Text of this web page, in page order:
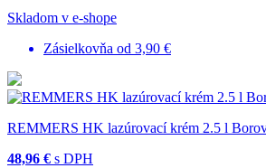
Skladom v e-shope
Zásielkovňa od 3,90 €
REMMERS HK lazúrovací krém 2.5 l
48,96 € s DPH